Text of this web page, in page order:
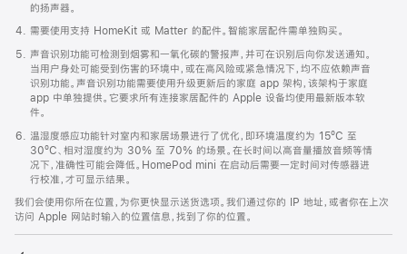
的扬声器。
需要使用支持 HomeKit 或 Matter 的配件。智能家居配件需单独购买。
声音识别功能可检测到烟雾和一氧化碳的警报声，并可在识别后向你发送通知。
当用户身处可能受到伤害的环境中，或在高风险或紧急情况下，均不应依赖声音
识别功能。声音识别功能需要使用升级更新后的家庭 app 架构，该架构于家庭
app 中单独提供。它要求所有连接家居配件的 Apple 设备均使用最新版本软
件。
温湿度感应功能针对室内和家居场景进行了优化，即环境温度约为 15ºC 至
30ºC、相对湿度约为 30% 至 70% 的场景。在长时间以高音量播放音频等情
况下，准确性可能会降低。HomePod mini 在启动后需要一定时间对传感器进
行校准，才可显示结果。
我们会使用你所在位置，为你更快显示送货选项。我们通过你的 IP 地址，或者你在上次
访问 Apple 网站时输入的位置信息，找到了你的位置。